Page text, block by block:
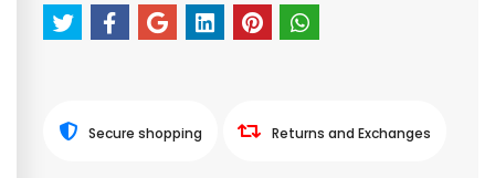
Secure shopping Returns and Exchanges